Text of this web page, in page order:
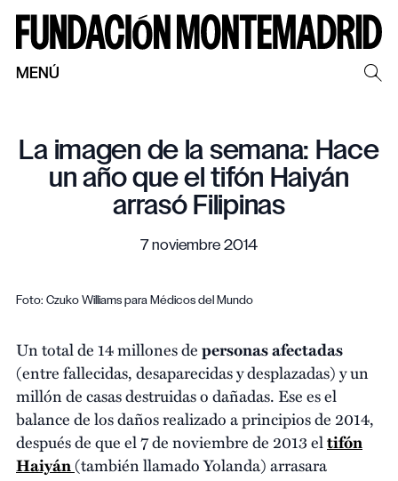
MENÚ
La imagen de la semana: Hace
un año que el tifón Haiyán
arrasó Filipinas
7 noviembre 2014
Foto: Czuko Williams para Médicos del Mundo
Un total de 14 millones depersonas afectadas
(entre fallecidas, desaparecidas y desplazadas) y un
millón de casas destruidas o dañadas. Ese es el
balance de los daños realizado a principios de 2014,
después de que el 7 de noviembre de 2013 eltifón
Haiyán(también llamado Yolanda) arrasara